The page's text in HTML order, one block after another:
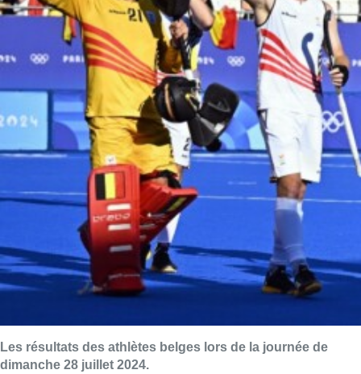
Les résultats des athlètes belges lors de la journée de
dimanche 28 juillet 2024.